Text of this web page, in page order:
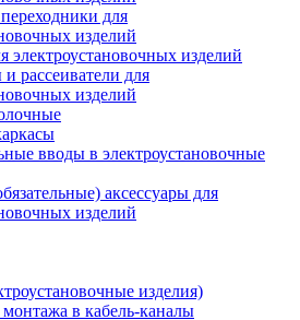
для
изделий
электроустановочных изделий
рассеиватели для
изделий
вводы в электроустановочные
аксессуары для
изделий
изделия)
в кабель-каналы